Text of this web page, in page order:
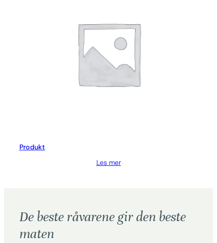
Produkt
Les mer
De beste råvarene gir den beste
maten